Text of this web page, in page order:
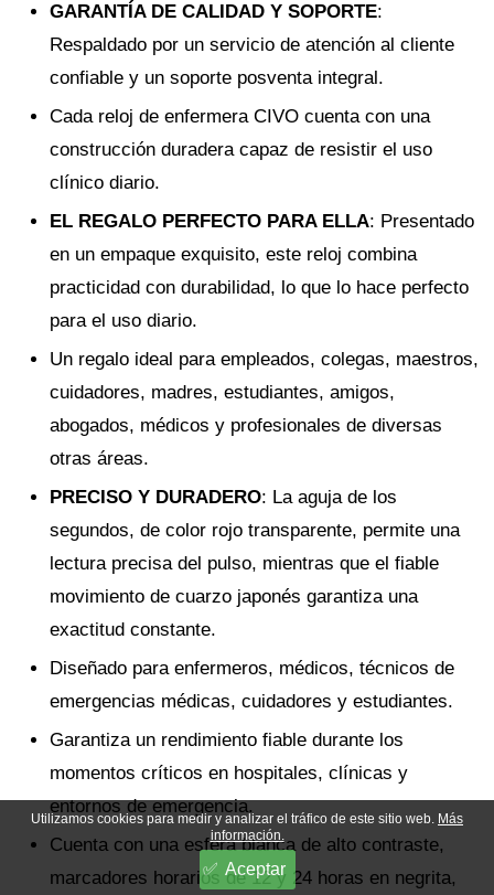
GARANTÍA DE CALIDAD Y SOPORTE:
Respaldado por un servicio de atención al cliente
confiable y un soporte posventa integral.
Cada reloj de enfermera CIVO cuenta con una
construcción duradera capaz de resistir el uso
clínico diario.
EL REGALO PERFECTO PARA ELLA: Presentado
en un empaque exquisito, este reloj combina
practicidad con durabilidad, lo que lo hace perfecto
para el uso diario.
Un regalo ideal para empleados, colegas, maestros,
cuidadores, madres, estudiantes, amigos,
abogados, médicos y profesionales de diversas
otras áreas.
PRECISO Y DURADERO: La aguja de los
segundos, de color rojo transparente, permite una
lectura precisa del pulso, mientras que el fiable
movimiento de cuarzo japonés garantiza una
exactitud constante.
Diseñado para enfermeros, médicos, técnicos de
emergencias médicas, cuidadores y estudiantes.
Garantiza un rendimiento fiable durante los
momentos críticos en hospitales, clínicas y
entornos de emergencia.
Cuenta con una esfera blanca de alto contraste,
marcadores horarios de 12 y 24 horas en negrita,
Utilizamos cookies para medir y analizar el tráfico de este sitio web. Más
información.
Aceptar